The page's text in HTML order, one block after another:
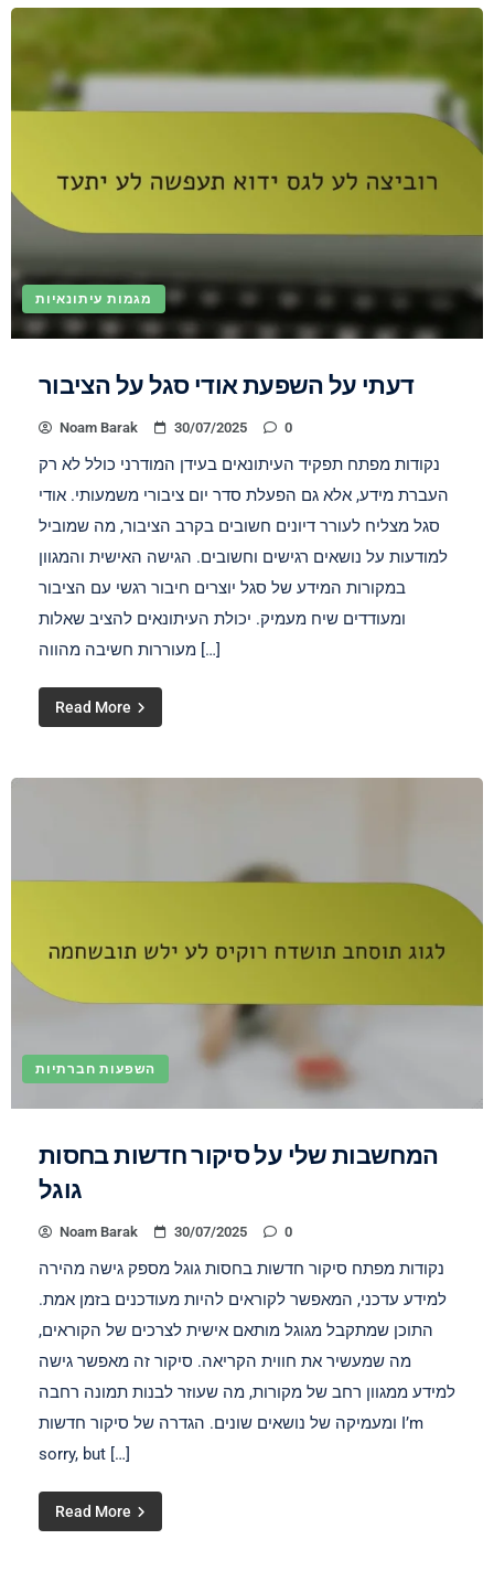
מגמות עיתונאיות
דעתי על השפעת אודי סגל על הציבור
Noam Barak 30/07/2025 0
נקודות מפתח תפקיד העיתונאים בעידן המודרני כולל לא רק
העברת מידע, אלא גם הפעלת סדר יום ציבורי משמעותי. אודי
סגל מצליח לעורר דיונים חשובים בקרב הציבור, מה שמוביל
למודעות על נושאים רגישים וחשובים. הגישה האישית והמגוון
במקורות המידע של סגל יוצרים חיבור רגשי עם הציבור
ומעודדים שיח מעמיק. יכולת העיתונאים להציב שאלות
מעוררות חשיבה מהווה […]
Read More
השפעות חברתיות
המחשבות שלי על סיקור חדשות בחסות
גוגל
Noam Barak 30/07/2025 0
נקודות מפתח סיקור חדשות בחסות גוגל מספק גישה מהירה
למידע עדכני, המאפשר לקוראים להיות מעודכנים בזמן אמת.
התוכן שמתקבל מגוגל מותאם אישית לצרכים של הקוראים,
מה שמעשיר את חווית הקריאה. סיקור זה מאפשר גישה
למידע ממגוון רחב של מקורות, מה שעוזר לבנות תמונה רחבה
ומעמיקה של נושאים שונים. הגדרה של סיקור חדשות I’m
sorry, but […]
Read More